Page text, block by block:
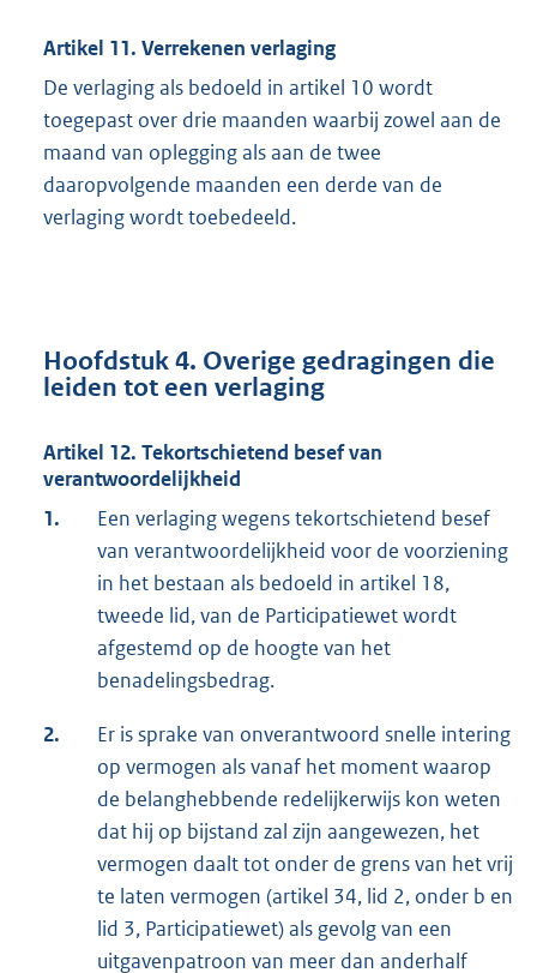
Artikel 11. Verrekenen verlaging
De verlaging als bedoeld in artikel 10 wordt
toegepast over drie maanden waarbij zowel aan de
maand van oplegging als aan de twee
daaropvolgende maanden een derde van de
verlaging wordt toebedeeld.
Hoofdstuk 4. Overige gedragingen die
leiden tot een verlaging
Artikel 12. Tekortschietend besef van
verantwoordelijkheid
1.
Een verlaging wegens tekortschietend besef
van verantwoordelijkheid voor de voorziening
in het bestaan als bedoeld in artikel 18,
tweede lid, van de Participatiewet wordt
afgestemd op de hoogte van het
benadelingsbedrag.
2.
Er is sprake van onverantwoord snelle intering
op vermogen als vanaf het moment waarop
de belanghebbende redelijkerwijs kon weten
dat hij op bijstand zal zijn aangewezen, het
vermogen daalt tot onder de grens van het vrij
te laten vermogen (artikel 34, lid 2, onder b en
lid 3, Participatiewet) als gevolg van een
uitgavenpatroon van meer dan anderhalf